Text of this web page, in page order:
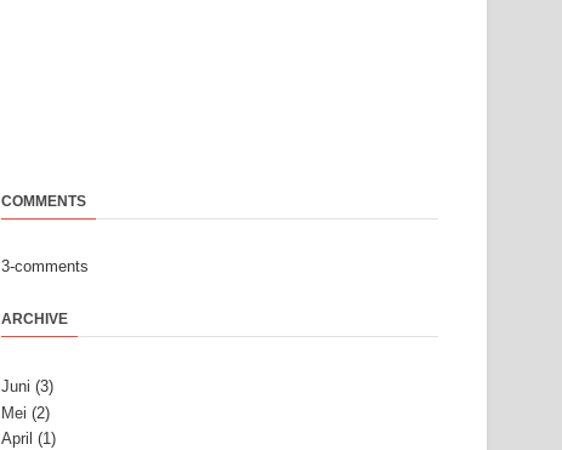
COMMENTS
3-comments
ARCHIVE
Juni (3)
Mei (2)
April (1)